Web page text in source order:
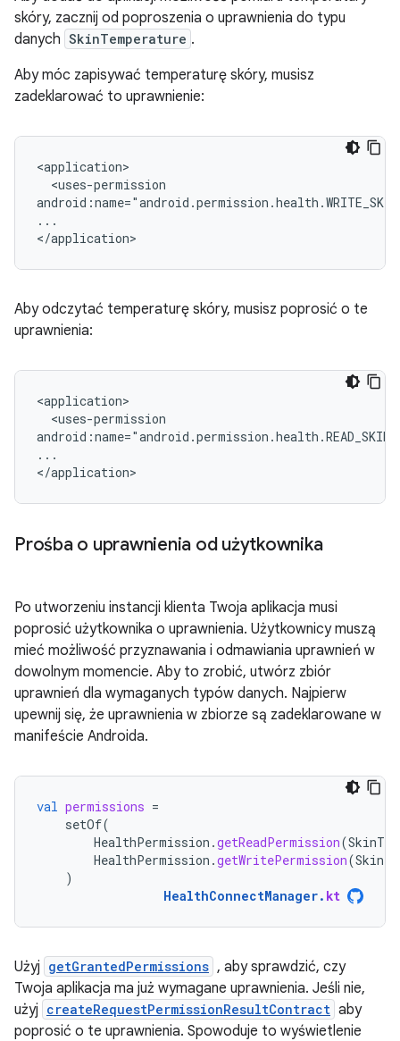
skóry, zacznij od poproszenia o uprawnienia do typu
danych SkinTemperature .
Aby móc zapisywać temperaturę skóry, musisz
zadeklarować to uprawnienie:
<uses-permission
...
Aby odczytać temperaturę skóry, musisz poprosić o te
uprawnienia:
<uses-permission
...
Prośba o uprawnienia od użytkownika
Po utworzeniu instancji klienta Twoja aplikacja musi
poprosić użytkownika o uprawnienia. Użytkownicy muszą
mieć możliwość przyznawania i odmawiania uprawnień w
dowolnym momencie. Aby to zrobić, utwórz zbiór
uprawnień dla wymaganych typów danych. Najpierw
upewnij się, że uprawnienia w zbiorze są zadeklarowane w
manifeście Androida.
val permissions =
setOf(
HealthPermission .getReadPermission(
HealthPermission .getWritePermission(
)
HealthConnectManager. kt
Użyj getGrantedPermissions , aby sprawdzić, czy
Twoja aplikacja ma już wymagane uprawnienia. Jeśli nie,
użyj createRequestPermissionResultContract aby
poprosić o te uprawnienia. Spowoduje to wyświetlenie